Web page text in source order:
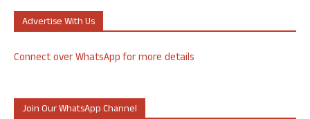
Advertise With Us
Connect over WhatsApp for more details
Join Our WhatsApp Channel